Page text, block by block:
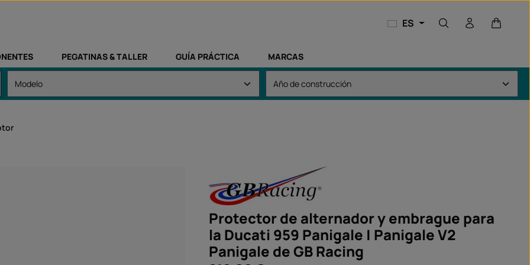
ES El
PEGATINAS & TALLER GUÍA PRÁCTICA MARCAS
Protector de alternador y embrague para
la Ducati 959 Panigale | Panigale V2
Panigale de GB Racing